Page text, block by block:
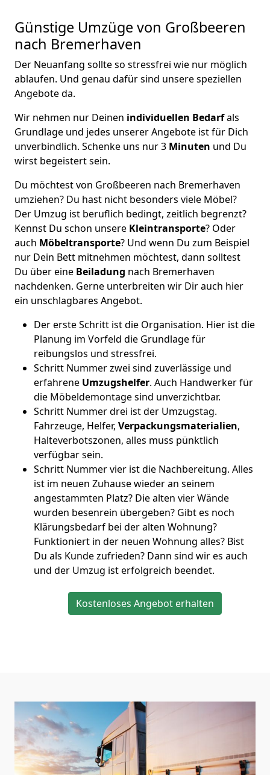
Günstige Umzüge von Großbeeren
nach Bremer­haven
Der Neuanfang sollte so stressfrei wie nur möglich
ablaufen. Und genau dafür sind unsere speziellen
Angebote da.
Wir nehmen nur Deinen individuellen Bedarfals
Grundlage und jedes unserer Angebote ist für Dich
unverbindlich. Schenke uns nur 3 Minuten und Du
wirst begeistert sein.
Du möchtest von Großbeeren nach Bremer­haven
umziehen? Du hast nicht besonders viele Möbel?
Der Umzug ist beruflich bedingt, zeitlich begrenzt?
Kennst Du schon unsere Kleintransporte? Oder
auch Möbeltransporte? Und wenn Du zum Beispiel
nur Dein Bett mitnehmen möchtest, dann solltest
Du über eine Beiladung nach Bremer­haven
nachdenken. Gerne unterbreiten wir Dir auch hier
ein unschlagbares Angebot.
Der erste Schritt ist die Organisation. Hier ist die
Planung im Vorfeld die Grundlage für
reibungslos und stressfrei.
Schritt Nummer zwei sind zuverlässige und
erfahrene Umzugshelfer. Auch Handwerker für
die Möbeldemontage sind unverzichtbar.
Schritt Nummer drei ist der Umzugstag.
Fahrzeuge, Helfer, Verpackungsmaterialien,
Halteverbotszonen, alles muss pünktlich
verfügbar sein.
Schritt Nummer vier ist die Nachbereitung. Alles
ist im neuen Zuhause wieder an seinem
angestammten Platz? Die alten vier Wände
wurden besenrein übergeben? Gibt es noch
Klärungsbedarf bei der alten Wohnung?
Funktioniert in der neuen Wohnung alles? Bist
Du als Kunde zufrieden? Dann sind wir es auch
und der Umzug ist erfolgreich beendet.
Kostenloses Angebot erhalten